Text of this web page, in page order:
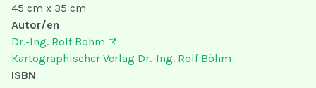
45 cm x 35 cm
Autor/en
Dr.-Ing. Rolf Böhm
Kartographischer Verlag Dr.-Ing. Rolf Böhm
ISBN